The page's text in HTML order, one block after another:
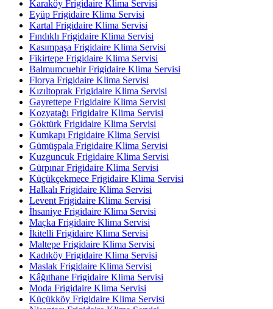
Karaköy Frigidaire Klima Servisi
Eyüp Frigidaire Klima Servisi
Kartal Frigidaire Klima Servisi
Fındıklı Frigidaire Klima Servisi
Kasımpaşa Frigidaire Klima Servisi
Fikirtepe Frigidaire Klima Servisi
Balmumcuehir Frigidaire Klima Servisi
Florya Frigidaire Klima Servisi
Kızıltoprak Frigidaire Klima Servisi
Gayrettepe Frigidaire Klima Servisi
Kozyatağı Frigidaire Klima Servisi
Göktürk Frigidaire Klima Servisi
Kumkapı Frigidaire Klima Servisi
Gümüşpala Frigidaire Klima Servisi
Kuzguncuk Frigidaire Klima Servisi
Gürpınar Frigidaire Klima Servisi
Küçükçekmece Frigidaire Klima Servisi
Halkalı Frigidaire Klima Servisi
Levent Frigidaire Klima Servisi
İhsaniye Frigidaire Klima Servisi
Maçka Frigidaire Klima Servisi
İkitelli Frigidaire Klima Servisi
Maltepe Frigidaire Klima Servisi
Kadıköy Frigidaire Klima Servisi
Maslak Frigidaire Klima Servisi
Kâğıthane Frigidaire Klima Servisi
Moda Frigidaire Klima Servisi
Küçükköy Frigidaire Klima Servisi